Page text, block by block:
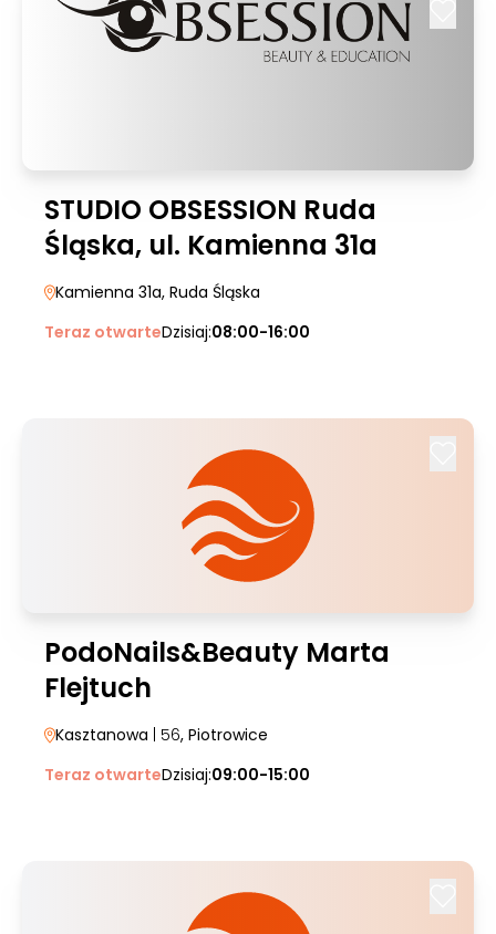
STUDIO OBSESSION Ruda
Śląska, ul. Kamienna 31a
Kamienna 31a, Ruda Śląska
Teraz otwarteDzisiaj:08:00-16:00
PodoNails&Beauty Marta
Flejtuch
Kasztanowa | 56, Piotrowice
Teraz otwarteDzisiaj:09:00-15:00